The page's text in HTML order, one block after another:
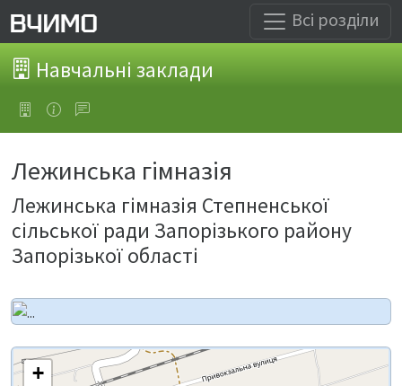
Всі розділи
Навчальні заклади
Лежинська гімназія
Лежинська гімназія Степненської
сільської ради Запорізького району
Запорізької області
+